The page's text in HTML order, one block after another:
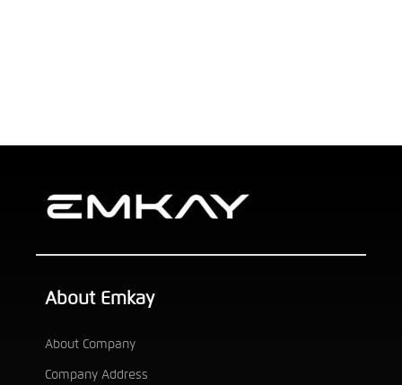
About Emkay
About Company
Company Address